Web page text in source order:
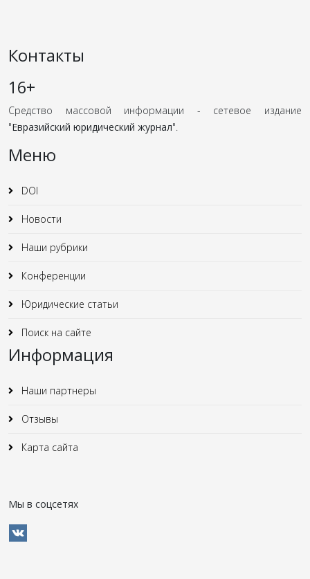
Контакты
16+
Средство массовой информации - сетевое издание
"Евразийский юридический журнал".
Меню
DOI
Новости
Наши рубрики
Конференции
Юридические статьи
Поиск на сайте
Информация
Наши партнеры
Отзывы
Карта сайта
Мы в соцсетях